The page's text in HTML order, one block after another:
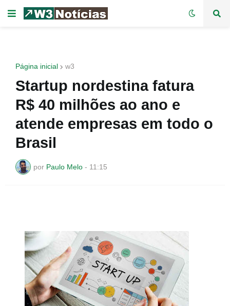
Página inicial w3
Startup nordestina fatura
R$ 40 milhões ao ano e
atende empresas em todo o
Brasil
por Paulo Melo - 11:15